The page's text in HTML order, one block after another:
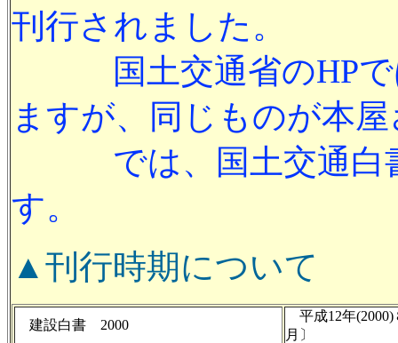
刊行されました。
国土交通省のHP
ますが、同じものが本
では、国土交通白
す。
▲刊行時期について
建設白書 2000
平成12年(2000)
月〕